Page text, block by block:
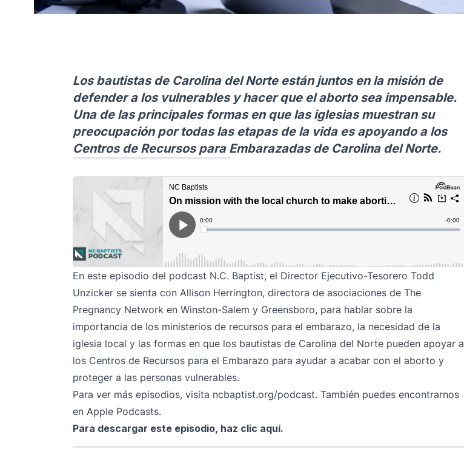
Los bautistas de Carolina del Norte están juntos en la misión de
defender a los vulnerables y hacer que el aborto sea impensable.
Una de las principales formas en que las iglesias muestran su
preocupación por todas las etapas de la vida es apoyando a los
Centros de Recursos para Embarazadas de Carolina del Norte.
En este episodio del podcast N.C. Baptist, el Director Ejecutivo-Tesorero Todd
Unzicker se sienta con Allison Herrington, directora de asociaciones de The
Pregnancy Network en Winston-Salem y Greensboro, para hablar sobre la
importancia de los ministerios de recursos para el embarazo, la necesidad de la
iglesia local y las formas en que los bautistas de Carolina del Norte pueden apoyar a
los Centros de Recursos para el Embarazo para ayudar a acabar con el aborto y
proteger a las personas vulnerables.
Para ver más episodios, visita ncbaptist.org/podcast. También puedes encontrarnos
en Apple Podcasts.
Para descargar este episodio, haz clic aquí.